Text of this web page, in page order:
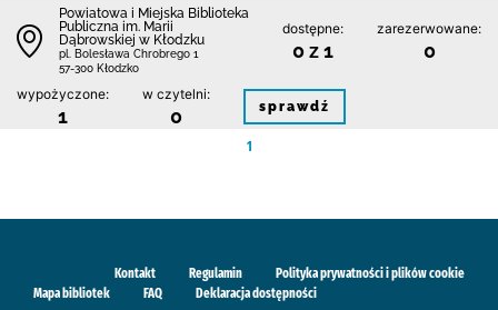
Powiatowa i Miejska Biblioteka
Publiczna im. Marii
Dąbrowskiej w Kłodzku
pl. Bolesława Chrobrego 1
57-300 Kłodzko
dostępne:
0 z 1
zarezerwowane:
0
wypożyczone:
1
w czytelni:
0 sprawdź
1
Kontakt Regulamin
Polityka prywatności i plików cookie
Mapa bibliotek
FAQ Deklaracja dostępności